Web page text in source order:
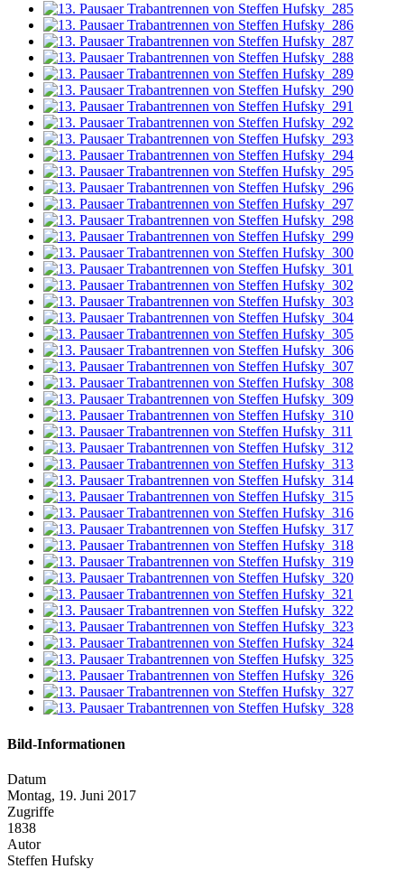
Bild-Informationen
Datum
Montag, 19. Juni 2017
Zugriffe
1838
Autor
Steffen Hufsky